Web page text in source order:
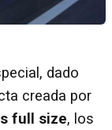
dado
creada por
full size, los